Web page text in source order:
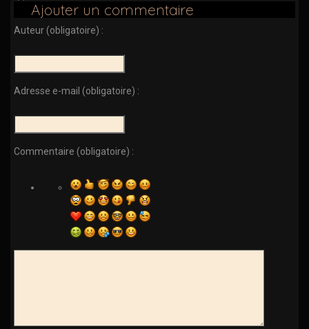
Ajouter un commentaire
Auteur (obligatoire) :
Adresse e-mail (obligatoire) :
Commentaire (obligatoire) :